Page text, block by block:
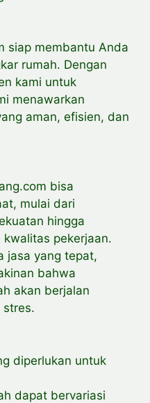
siap membantu Anda
rumah. Dengan
kami untuk
menawarkan
aman, efisien, dan
bisa
mulai dari
hingga
pekerjaan.
jasa yang tepat,
bahwa
akan berjalan
stres.
diperlukan untuk
dapat bervariasi